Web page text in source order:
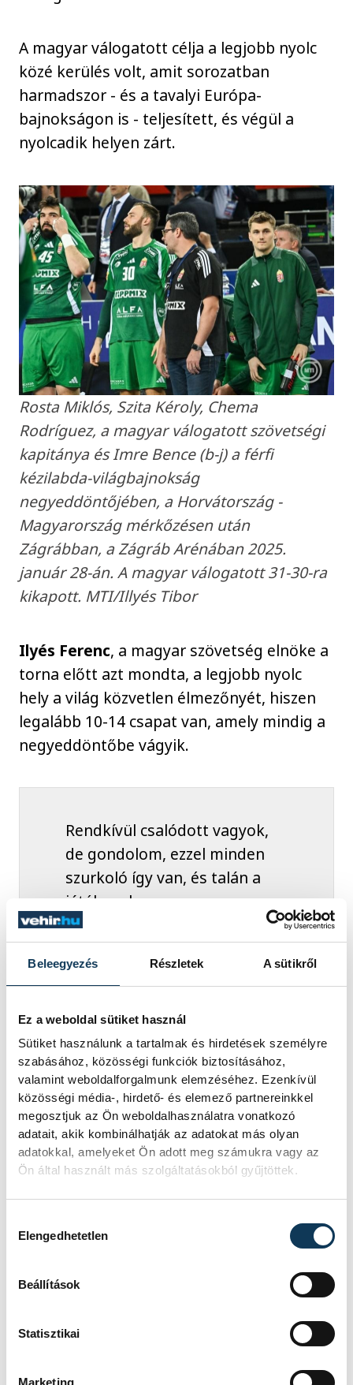
Beleegyezés Részletek A sütikről
Ez a weboldal sütiket használ
Sütiket használunk a tartalmak és hirdetések személyre
szabásához, közösségi funkciók biztosításához,
valamint weboldalforgalmunk elemzéséhez. Ezenkívül
közösségi média-, hirdető- és elemező partnereinkkel
megosztjuk az Ön weboldalhasználatra vonatkozó
adatait, akik kombinálhatják az adatokat más olyan
adatokkal, amelyeket Ön adott meg számukra vagy az
Ön által használt más szolgáltatásokból gyűjtöttek.
Elengedhetetlen
Beállítások
Statisztikai
Marketing
A magyar válogatott célja a legjobb nyolc
közé kerülés volt, amit sorozatban
harmadszor - és a tavalyi Európa-
bajnokságon is - teljesített, és végül a
nyolcadik helyen zárt.
Rosta Miklós, Szita Kéroly, Chema
Rodríguez, a magyar válogatott szövetségi
kapitánya és Imre Bence (b-j) a férfi
kézilabda-világbajnokság
negyeddöntőjében, a Horvátország -
Magyarország mérkőzésen után
Zágrábban, a Zágráb Arénában 2025.
január 28-án. A magyar válogatott 31-30-ra
kikapott. MTI/Illyés Tibor
Ilyés Ferenc, a magyar szövetség elnöke a
torna előtt azt mondta, a legjobb nyolc
hely a világ közvetlen élmezőnyét, hiszen
legalább 10-14 csapat van, amely mindig a
negyeddöntőbe vágyik.
Rendkívül csalódott vagyok,
de gondolom, ezzel minden
szurkoló így van, és talán a
játékosok a
legcsalódottabbak. Jó dolog,
hogy a legjobb nyolc között
vagyunk, de nem lehet tudni,
ilyen csoport, ilyen ág, és
ilyen negyeddöntős ellenfél.
Jó lett volna élni ezzel a
lehetőséggel
- nyilatkozta az MTI-nek a játékosként
kétszeres olimpiai negyedik helyezett
Hozzátette, az elmúlt két hétben lejátszott
játékosok mindent beleadtak. Elismerte:
ha egy nappal a mérkőzés előtt valaki azt
mondja neki, hogy másfél perccel a vége